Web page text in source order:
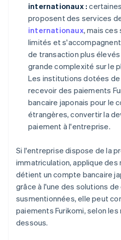
internationaux :
proposent des services
internationaux, mais
limités et
de transaction plus
grande complexité sur le
Les institutions dotées
recevoir des paiements
bancaire japonais pour le
étrangères, convertir la
paiement à l'entreprise.
Si l'entreprise dispose de la
immatriculation, applique
détient un compte bancaire
grâce à l'une des solutions
susmentionnées, elle peut
paiements Furikomi, selon
dessous.